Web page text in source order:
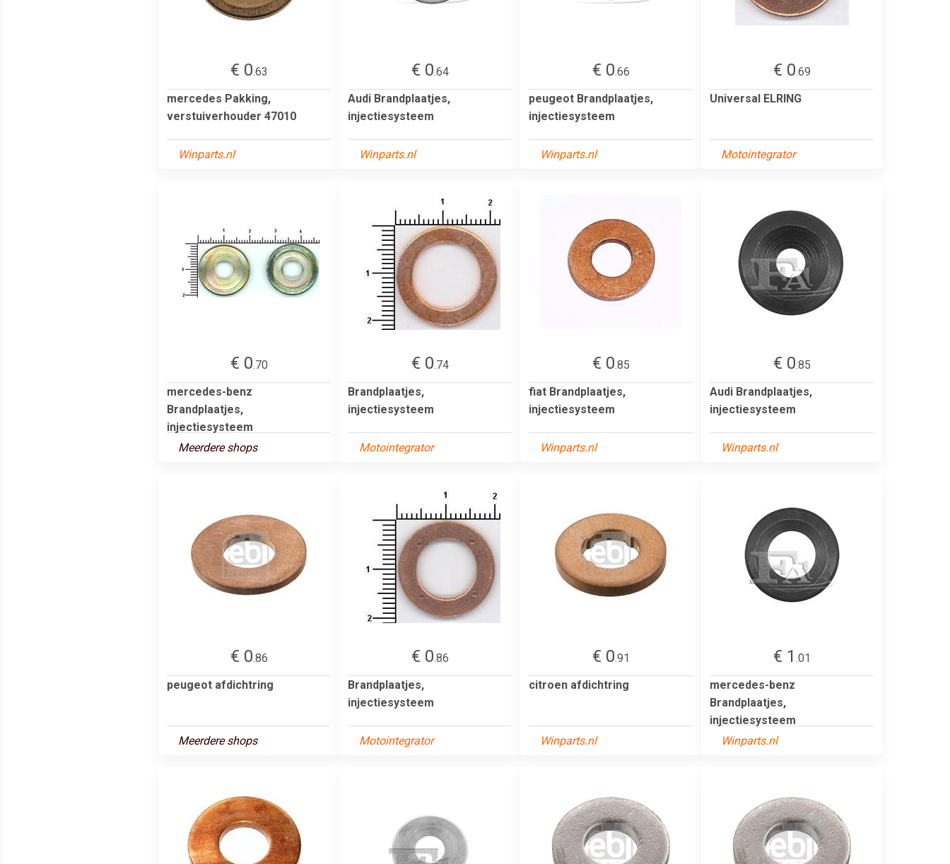
€ 0.63
mercedes Pakking,
verstuiverhouder 47010
Winparts.nl
€ 0.64
Audi Brandplaatjes,
injectiesysteem
Winparts.nl
€ 0.66
peugeot Brandplaatjes,
injectiesysteem
Winparts.nl
€ 0.69
Universal ELRING
Motointegrator
€ 0.70
mercedes-benz
Brandplaatjes,
injectiesysteem
Meerdere shops
€ 0.74
Brandplaatjes,
injectiesysteem
Motointegrator
€ 0.85
fiat Brandplaatjes,
injectiesysteem
Winparts.nl
€ 0.85
Audi Brandplaatjes,
injectiesysteem
Winparts.nl
€ 0.86
peugeot afdichtring
Meerdere shops
€ 0.86
Brandplaatjes,
injectiesysteem
Motointegrator
€ 0.91
citroen afdichtring
Winparts.nl
€ 1 .01
mercedes-benz
Brandplaatjes,
injectiesysteem
Winparts.nl